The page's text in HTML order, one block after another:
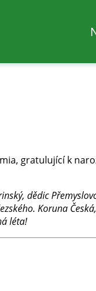
gratulující k
dědic
Koruna Česká,
léta!